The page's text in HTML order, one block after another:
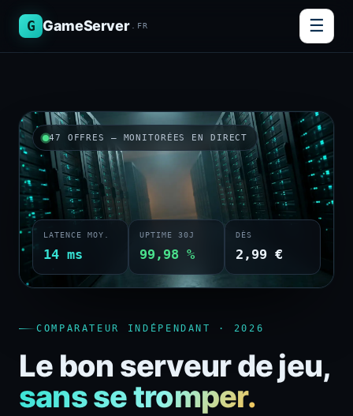
G GameServer .FR ☰
COMPARATEUR INDÉPENDANT · 2026
Le bon serveur de jeu,
sans se tromper.
47 OFFRES — MONITORÉES EN DIRECT
LATENCE MOY.
14 ms
UPTIME 30J
99,98 %
DÈS
2,99 €